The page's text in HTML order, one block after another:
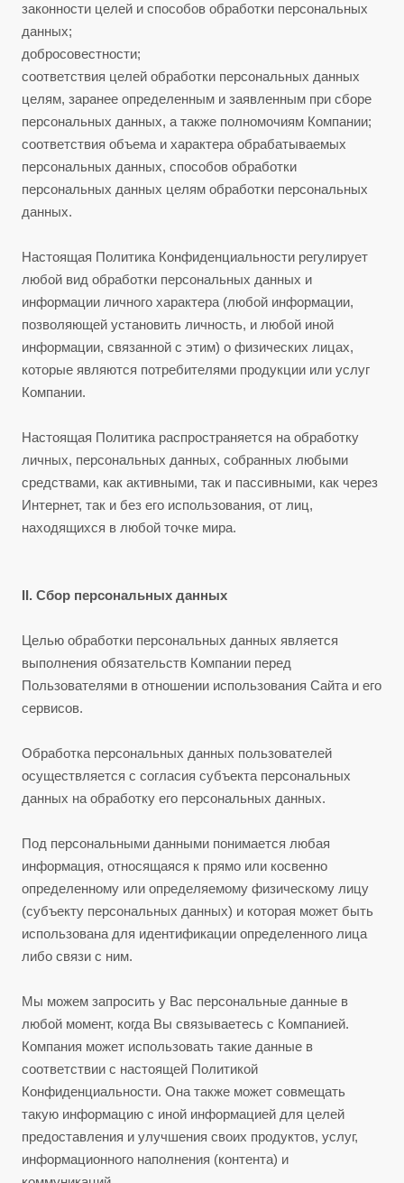
законности целей и способов обработки персональных
данных;
добросовестности;
соответствия целей обработки персональных данных
целям, заранее определенным и заявленным при сборе
персональных данных, а также полномочиям Компании;
соответствия объема и характера обрабатываемых
персональных данных, способов обработки
персональных данных целям обработки персональных
данных.
Настоящая Политика Конфиденциальности регулирует
любой вид обработки персональных данных и
информации личного характера (любой информации,
позволяющей установить личность, и любой иной
информации, связанной с этим) о физических лицах,
которые являются потребителями продукции или услуг
Компании.
Настоящая Политика распространяется на обработку
личных, персональных данных, собранных любыми
средствами, как активными, так и пассивными, как через
Интернет, так и без его использования, от лиц,
находящихся в любой точке мира.
II. Сбор персональных данных
Целью обработки персональных данных является
выполнения обязательств Компании перед
Пользователями в отношении использования Сайта и его
сервисов.
Обработка персональных данных пользователей
осуществляется с согласия субъекта персональных
данных на обработку его персональных данных.
Под персональными данными понимается любая
информация, относящаяся к прямо или косвенно
определенному или определяемому физическому лицу
(субъекту персональных данных) и которая может быть
использована для идентификации определенного лица
либо связи с ним.
Мы можем запросить у Вас персональные данные в
любой момент, когда Вы связываетесь с Компанией.
Компания может использовать такие данные в
соответствии с настоящей Политикой
Конфиденциальности. Она также может совмещать
такую информацию с иной информацией для целей
предоставления и улучшения своих продуктов, услуг,
информационного наполнения (контента) и